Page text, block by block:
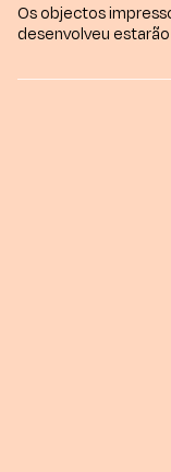
Os objectos
desenvolveu